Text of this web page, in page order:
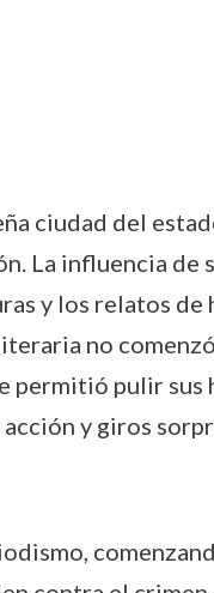
ciudad del
La influencia de
y los relatos
no
permitió pulir
y giros